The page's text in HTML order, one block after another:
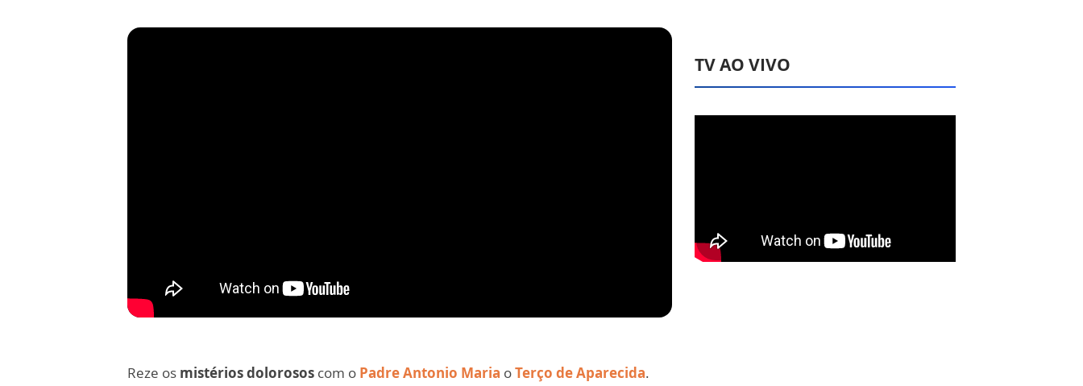
Reze os mistérios dolorosos com o Padre Antonio Maria oTerço de Aparecida.
TV AO VIVO